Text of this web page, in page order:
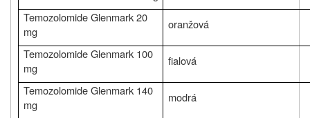
Temozolomide Glenmark20
mg
oranžová
Temozolomide Glenmark 100
mg
fialová
Temozolomide Glenmark 140
mg
modrá